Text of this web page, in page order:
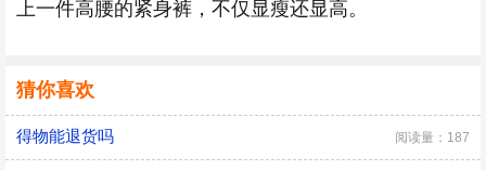
上一件高腰的紧身裤，不仅显瘦还显高。
猜你喜欢
得物能退货吗 阅读量：187